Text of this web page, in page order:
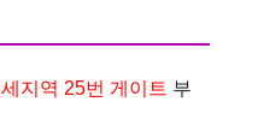
지역 25번 게이트 부